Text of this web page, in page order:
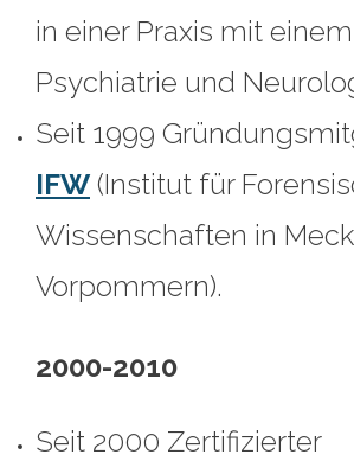
in einer Praxis mit
Psychiatrie und
Seit 1999
IFW(Institut für
Wissenschaften in
Vorpommern).
2000-2010
Seit 2000 Zertifizierter